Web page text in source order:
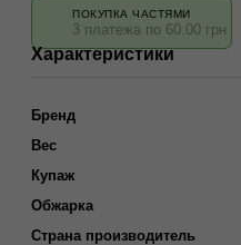
ПОКУПКА ЧАСТЯМИ
3 платежа по 60.00 грн
Характеристики
Бренд
Вес
Купаж
Обжарка
Страна производитель